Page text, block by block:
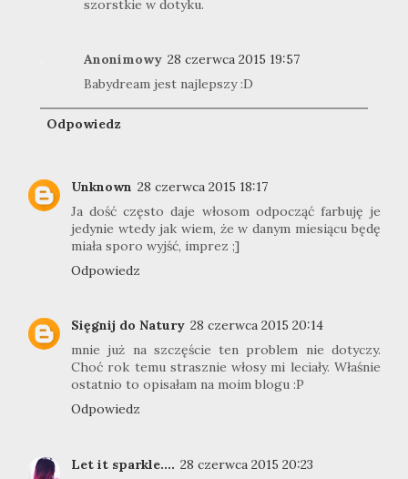
szorstkie w dotyku.
Anonimowy 28 czerwca 2015 19:57
Babydream jest najlepszy :D
Odpowiedz
Unknown 28 czerwca 2015 18:17
Ja dość często daje włosom odpocząć farbuję je
jedynie wtedy jak wiem, że w danym miesiącu będę
miała sporo wyjść, imprez ;]
Odpowiedz
Sięgnij do Natury 28 czerwca 2015 20:14
mnie już na szczęście ten problem nie dotyczy.
Choć rok temu strasznie włosy mi leciały. Właśnie
ostatnio to opisałam na moim blogu :P
Odpowiedz
Let it sparkle.... 28 czerwca 2015 20:23